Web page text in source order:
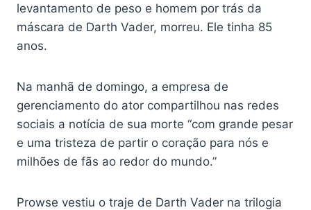
levantamento de peso e homem por trás da
máscara de Darth Vader, morreu. Ele tinha 85
anos.
Na manhã de domingo, a empresa de
gerenciamento do ator compartilhou nas redes
sociais a notícia de sua morte “com grande pesar
e uma tristeza de partir o coração para nós e
milhões de fãs ao redor do mundo.”
Prowse vestiu o traje de Darth Vader na trilogia